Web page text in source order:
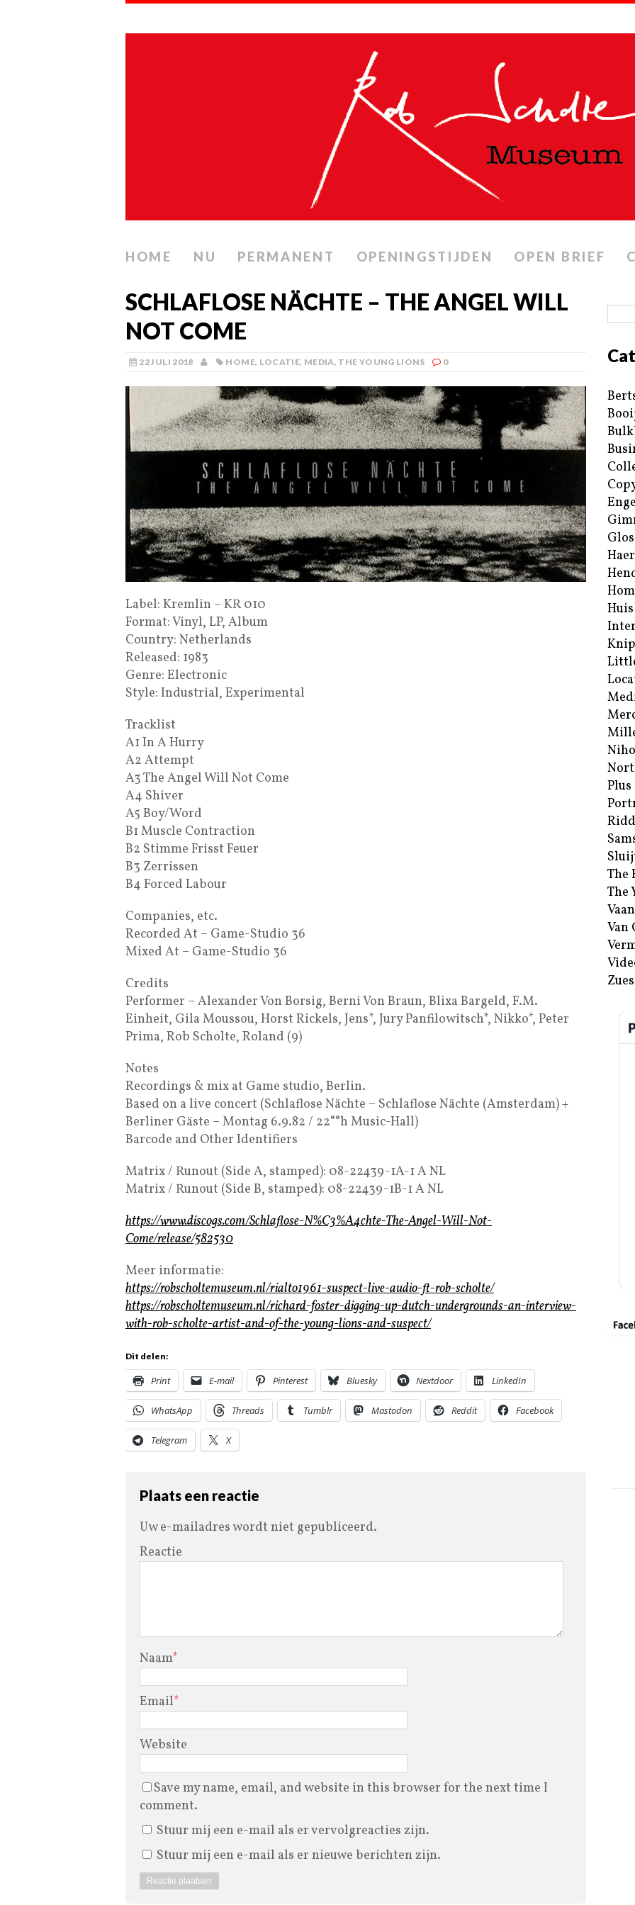
HOME NU PERMANENT OPENINGSTIJDEN OPEN BRIEF
SCHLAFLOSE NÄCHTE ‎– THE ANGEL WILL
NOT COME
22 JULI 2018 HOME, LOCATIE, MEDIA, THE YOUNG LIONS 0
Label: Kremlin ‎– KR 010
Format: Vinyl, LP, Album
Country: Netherlands
Released: 1983
Genre: Electronic
Style: Industrial, Experimental
Tracklist
A1 In A Hurry
A2 Attempt
A3 The Angel Will Not Come
A4 Shiver
A5 Boy/Word
B1 Muscle Contraction
B2 Stimme Frisst Feuer
B3 Zerrissen
B4 Forced Labour
Companies, etc.
Recorded At – Game-Studio 36
Mixed At – Game-Studio 36
Credits
Performer – Alexander Von Borsig, Berni Von Braun, Blixa Bargeld, F.M.
Einheit, Gila Moussou, Horst Rickels, Jens*, Jury Panfilowitsch*, Nikko*, Peter
Prima, Rob Scholte, Roland (9)
Notes
Recordings & mix at Game studio, Berlin.
Based on a live concert (Schlaflose Nächte – Schlaflose Nächte (Amsterdam) +
Berliner Gäste – Montag 6.9.82 / 22°°h Music-Hall)
Barcode and Other Identifiers
Matrix / Runout (Side A, stamped): 08-22439-1A-1 A NL
Matrix / Runout (Side B, stamped): 08-22439-1B-1 A NL
https://www.discogs.com/Schlaflose-N%C3%A4chte-The-Angel-Will-Not-
Come/release/582530
Meer informatie:
https://robscholtemuseum.nl/rialto1961-suspect-live-audio-ft-rob-scholte/
https://robscholtemuseum.nl/richard-foster-digging-up-dutch-undergrounds-an-interview-
with-rob-scholte-artist-and-of-the-young-lions-and-suspect/
Dit delen:
Print E-mail Pinterest Bluesky Nextdoor LinkedIn
WhatsApp Threads Tumblr Mastodon Reddit Facebook
Telegram X
Plaats een reactie
Uw e-mailadres wordt niet gepubliceerd.
Reactie
Naam*
Email*
Website
Save my name, email, and website in this browser for the next time I
comment.
Stuur mij een e-mail als er vervolgreacties zijn.
Stuur mij een e-mail als er nieuwe berichten zijn.
Plus
The
The
Van